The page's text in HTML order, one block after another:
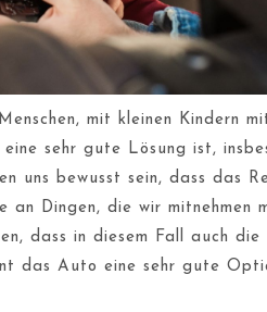
mit kleinen Kindern
sehr gute Lösung ist,
uns bewusst sein, dass das
Dingen, die wir mitnehmen
dass in diesem Fall auch die
das Auto eine sehr gute